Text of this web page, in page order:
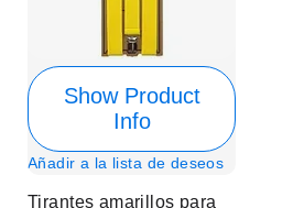
Show Product
Info
Añadir a la lista de deseos
Tirantes amarillos para